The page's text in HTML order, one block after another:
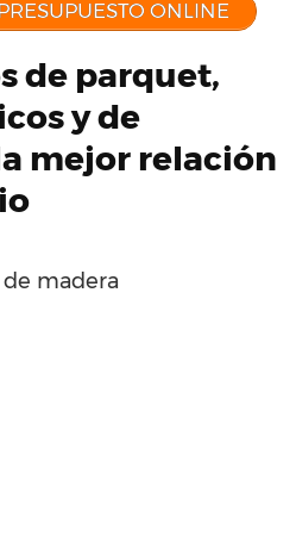
ONLINE
de parquet,
y de
mejor relación
madera